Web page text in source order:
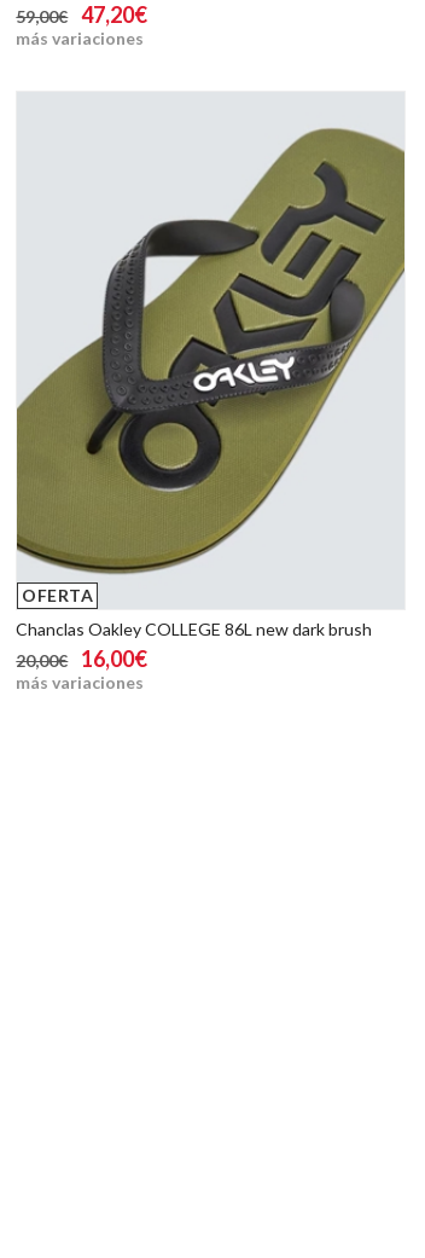
59,00€
47,20€
más variaciones
OFERTA
Chanclas Oakley COLLEGE 86L new dark brush
20,00€
16,00€
más variaciones